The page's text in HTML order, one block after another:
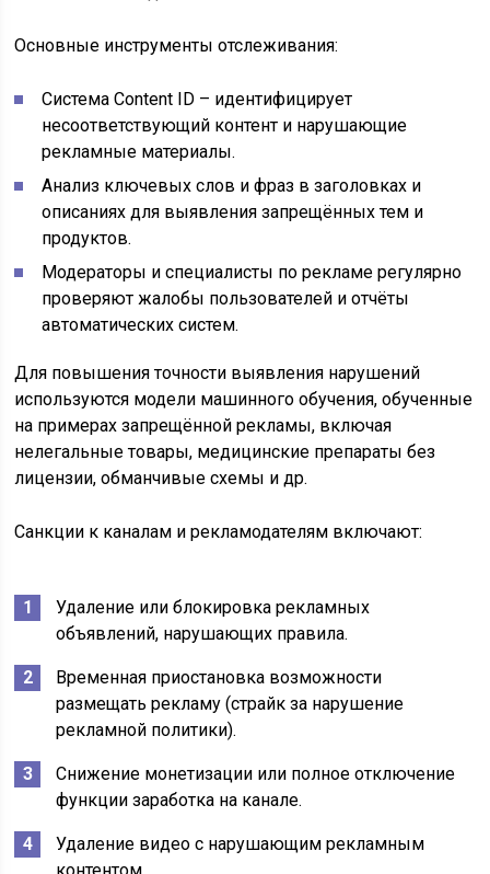
Основные инструменты отслеживания:
Система Content ID – идентифицирует
несоответствующий контент и нарушающие
рекламные материалы.
Анализ ключевых слов и фраз в заголовках и
описаниях для выявления запрещённых тем и
продуктов.
Модераторы и специалисты по рекламе регулярно
проверяют жалобы пользователей и отчёты
автоматических систем.
Для повышения точности выявления нарушений
используются модели машинного обучения, обученные
на примерах запрещённой рекламы, включая
нелегальные товары, медицинские препараты без
лицензии, обманчивые схемы и др.
Санкции к каналам и рекламодателям включают:
Удаление или блокировка рекламных
объявлений, нарушающих правила.
Временная приостановка возможности
размещать рекламу (страйк за нарушение
рекламной политики).
Снижение монетизации или полное отключение
функции заработка на канале.
Удаление видео с нарушающим рекламным